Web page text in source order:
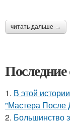
читать дальше →
Последние
1. В этой
"Мастера После
2. Большинство